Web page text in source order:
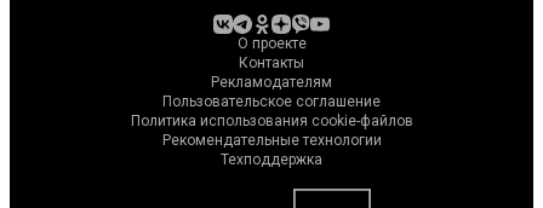
О проекте
Контакты
Рекламодателям
Пользовательское соглашение
Политика использования cookie-файлов
Рекомендательные технологии
Техподдержка